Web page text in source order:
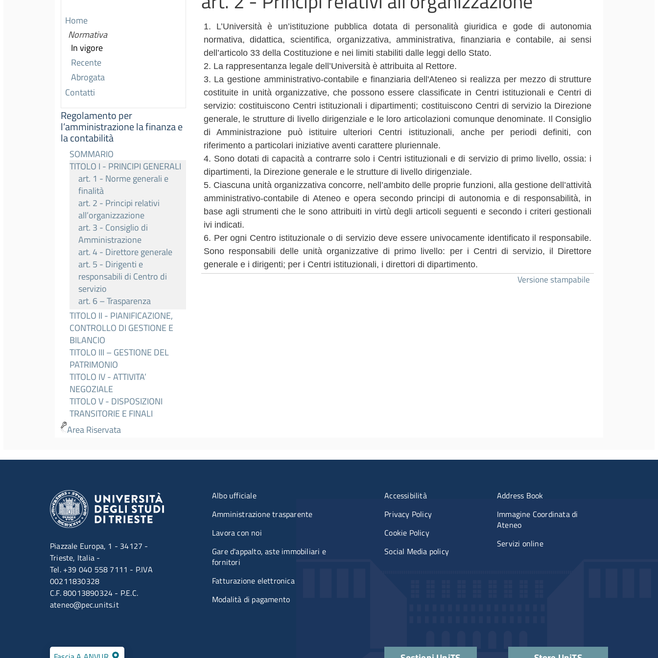
Home
Normativa
In vigore
Recente
Abrogata
Contatti
Regolamento per
l’amministrazione la finanza e
la contabilità
SOMMARIO
TITOLO I - PRINCIPI GENERALI
art. 1 - Norme generali e
finalità
art. 2 - Principi relativi
all’organizzazione
art. 3 - Consiglio di
Amministrazione
art. 4 - Direttore generale
art. 5 - Dirigenti e
responsabili di Centro di
servizio
art. 6 – Trasparenza
TITOLO II - PIANIFICAZIONE,
CONTROLLO DI GESTIONE E
BILANCIO
TITOLO III – GESTIONE DEL
PATRIMONIO
TITOLO IV - ATTIVITA’
NEGOZIALE
TITOLO V - DISPOSIZIONI
TRANSITORIE E FINALI
Area Riservata
1. L’Università è un’istituzione pubblica dotata di personalità giuridica e gode di autonomia
normativa, didattica, scientifica, organizzativa, amministrativa, finanziaria e contabile, ai sensi
dell’articolo 33 della Costituzione e nei limiti stabiliti dalle leggi dello Stato.
2. La rappresentanza legale dell’Università è attribuita al Rettore.
3. La gestione amministrativo-contabile e finanziaria dell'Ateneo si realizza per mezzo di strutture
costituite in unità organizzative, che possono essere classificate in Centri istituzionali e Centri di
servizio: costituiscono Centri istituzionali i dipartimenti; costituiscono Centri di servizio la Direzione
generale, le strutture di livello dirigenziale e le loro articolazioni comunque denominate. Il Consiglio
di Amministrazione può istituire ulteriori Centri istituzionali, anche per periodi definiti, con
riferimento a particolari iniziative aventi carattere pluriennale.
4. Sono dotati di capacità a contrarre solo i Centri istituzionali e di servizio di primo livello, ossia: i
dipartimenti, la Direzione generale e le strutture di livello dirigenziale.
5. Ciascuna unità organizzativa concorre, nell’ambito delle proprie funzioni, alla gestione dell’attività
amministrativo-contabile di Ateneo e opera secondo principi di autonomia e di responsabilità, in
base agli strumenti che le sono attribuiti in virtù degli articoli seguenti e secondo i criteri gestionali
ivi indicati.
6. Per ogni Centro istituzionale o di servizio deve essere univocamente identificato il responsabile.
Sono responsabili delle unità organizzative di primo livello: per i Centri di servizio, il Direttore
generale e i dirigenti; per i Centri istituzionali, i direttori di dipartimento.
Versione stampabile
Piazzale Europa, 1 - 34127 -
Trieste, Italia -
Tel. +39 040 558 7111 - P.IVA
00211830328
C.F. 80013890324 - P.E.C.
ateneo@pec.units.it
Menu organizzazione
Albo ufficiale
Amministrazione trasparente
Lavora con noi
Gare d'appalto, aste immobiliari e
fornitori
Fatturazione elettronica
Modalità di pagamento
Menù riferimenti
Accessibilità
Privacy Policy
Cookie Policy
Social Media policy
Menu portale
Address Book
Immagine Coordinata di
Ateneo
Servizi online